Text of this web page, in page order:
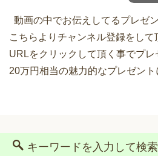
動画の中でお伝えしてるプレゼ
こちらよりチャンネル登録をし
URLをクリックして頂く事でプレ
20万円相当の魅力的なプレゼン
キーワードを入力して検索